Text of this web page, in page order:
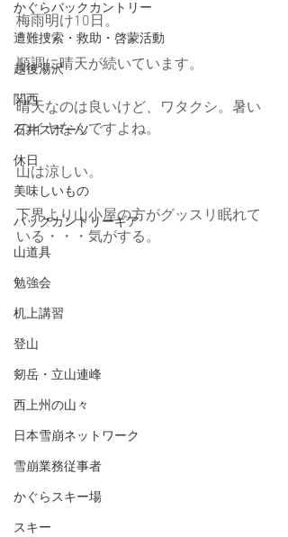
かぐらバックカントリー
遭難捜索・救助・啓蒙活動
越後湯沢
関西
石井スポーツ
休日
美味しいもの
バックカントリーギア
山道具
勉強会
机上講習
登山
剱岳・立山連峰
西上州の山々
日本雪崩ネットワーク
雪崩業務従事者
かぐらスキー場
スキー
梅雨明け10日。
順調に晴天が続いています。
晴天なのは良いけど、ワタクシ。暑い
のイヤなんですよね。
山は涼しい。
下界より山小屋の方がグッスリ眠れて
いる・・・気がする。